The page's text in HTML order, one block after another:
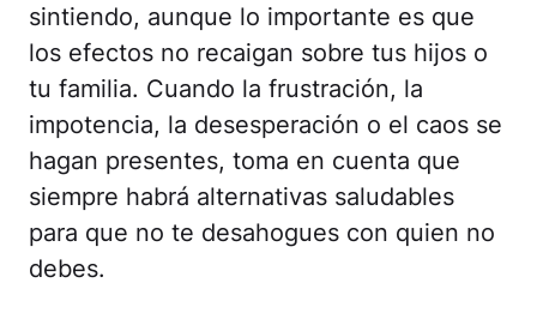
sintiendo, aunque lo importante es que
los efectos no recaigan sobre tus hijos o
tu familia. Cuando la frustración, la
impotencia, la desesperación o el caos se
hagan presentes, toma en cuenta que
siempre habrá alternativas saludables
para que no te desahogues con quien no
debes.